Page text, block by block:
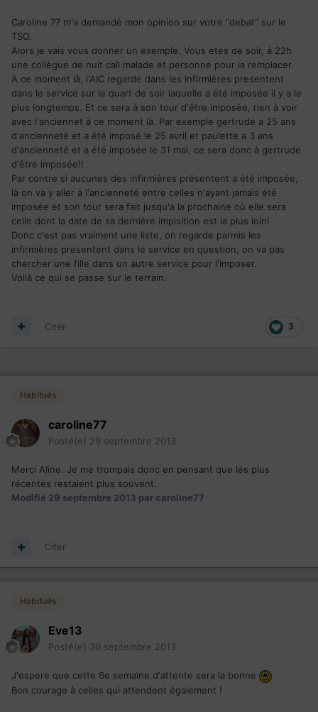
Caroline 77 m'a demandé mon opinion sur votre "debat" sur le
TSO.
Alors je vais vous donner un exemple. Vous etes de soir, à 22h
une collègue de nuit call malade et personne pour la remplacer.
A ce moment là, l'AIC regarde dans les infirmières presentent
dans le service sur le quart de soir laquelle a été imposée il y a le
plus longtemps. Et ce sera à son tour d'être imposée, rien à voir
avec l'anciennet à ce moment là. Par exemple gertrude a 25 ans
d'ancienneté et a été imposé le 25 avril et paulette a 3 ans
d'ancienneté et a été imposée le 31 mai, ce sera donc à gertrude
d'être imposée!!
Par contre si aucunes des infirmières présentent a été imposée,
là on va y aller à l'ancienneté entre celles n'ayant jamais été
imposée et son tour sera fait jusqu'a la prochaine où elle sera
celle dont la date de sa dernière impisition est la plus loin!
Donc c'est pas vraiment une liste, on regarde parmis les
infirmières presentent dans le service en question, on va pas
chercher une fille dans un autre service pour l'imposer.
Voilà ce qui se passe sur le terrain.
3
Citer
Habitués
caroline77
Posté(e) 29 septembre 2013
Merci Aline. Je me trompais donc en pensant que les plus
récentes restaient plus souvent.
Modifié 29 septembre 2013 par caroline77
Citer
Habitués
Eve13
Posté(e) 30 septembre 2013
J'espere que cette 6e semaine d'attente sera la bonne
Bon courage à celles qui attendent également !